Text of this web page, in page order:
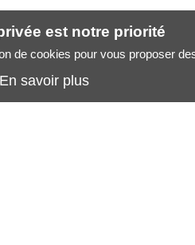
est notre priorité
de cookies pour vous proposer
En savoir plus